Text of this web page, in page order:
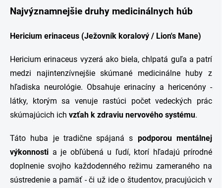
Najvýznamnejšie druhy medicinálnych húb
Hericium erinaceus (Ježovník koralový / Lion's Mane)
Hericium erinaceus vyzerá ako biela, chlpatá guľa a patrí
medzi najintenzívnejšie skúmané medicinálne huby z
hľadiska neurológie. Obsahuje erinacíny a hericenóny -
látky, ktorým sa venuje rastúci počet vedeckých prác
skúmajúcich ich vzťah k zdraviu nervového systému.
Táto huba je tradične spájaná s podporou mentálnej
výkonnosti a je obľúbená u ľudí, ktorí hľadajú prírodné
doplnenie svojho každodenného režimu zameraného na
sústredenie a pamäť - či už ide o študentov, pracujúcich v